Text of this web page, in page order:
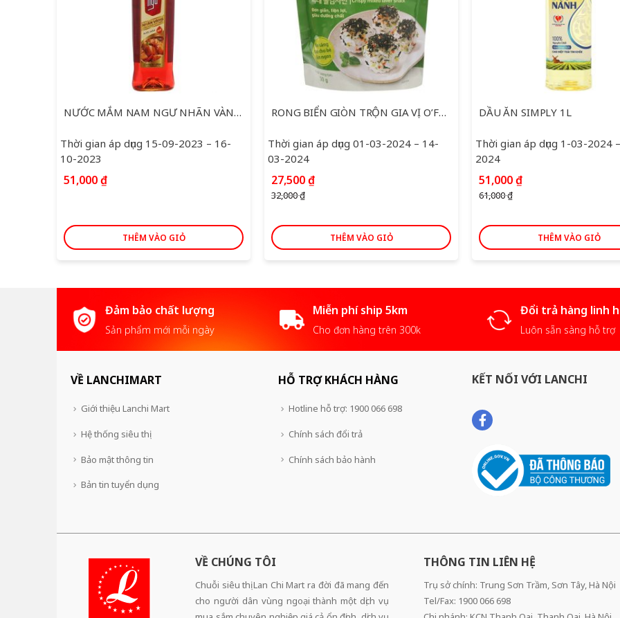
NƯỚC MẮM NAM NGƯ NHÃN VÀNG 650ML
Thời gian áp dụng 15-09-2023 – 16-
10-2023
51,000₫
THÊM VÀO GIỎ
RONG BIỂN GIÒN TRỘN GIA VỊ O’FOOG 30G
Thời gian áp dụng 01-03-2024 – 14-
03-2024
32,000₫
Giá
gốc
là:
27,500₫Giá
27,500 ₫.
THÊM VÀO GIỎ
DẦU ĂN SIMPLY 1L
Thời gian áp dụng 1-03-2024
2024
61,000₫
Giá
gốc
là:
51,000₫Giá
51,000 ₫.
THÊM VÀO GIỎ
Đảm bảo chất lượng
Sản phẩm mới mỗi ngày
Miễn phí ship 5km
Cho đơn hàng trên 300k
Đổi trả hàng linh
Luôn sẵn sàng hỗ trợ
VỀ LANCHIMART
Giới thiệu Lanchi Mart
Hệ thống siêu thị
Bảo mật thông tin
Bản tin tuyển dụng
HỖ TRỢ KHÁCH HÀNG
Hotline hỗ trợ: 1900 066 698
Chính sách đổi trả
Chính sách bảo hành
KẾT NỐI VỚI LANCHI
VỀ CHÚNG TÔI
Chuỗi siêu thị Lan Chi Mart ra đời đã mang đến
cho người dân vùng ngoại thành một dịch vụ
THÔNG TIN LIÊN HỆ
Trụ sở chính: Trung Sơn Trầm, Sơn Tây, Hà Nội
Tel/Fax: 1900 066 698